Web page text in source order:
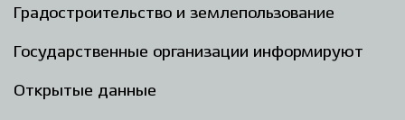
Градостроительство и землепользование
Государственные организации информируют
Открытые данные